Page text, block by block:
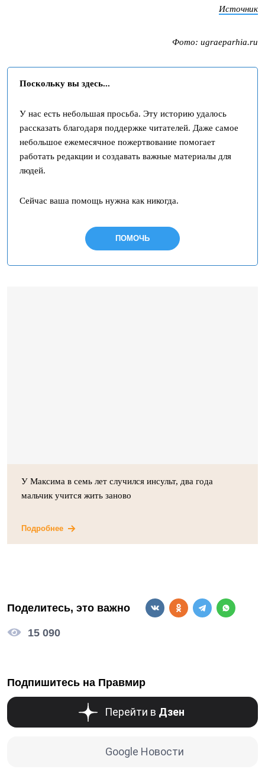
Источник
Фото: ugraeparhia.ru
Поскольку вы здесь...
У нас есть небольшая просьба. Эту историю удалось
рассказать благодаря поддержке читателей. Даже самое
небольшое ежемесячное пожертвование помогает
работать редакции и создавать важные материалы для
людей.
Сейчас ваша помощь нужна как никогда.
ПОМОЧЬ
У Максима в семь лет случился инсульт, два года
мальчик учится жить заново
Подробнее
Поделитесь, это важно
15 090
Подпишитесь на Правмир
Перейти в Дзен
Google Новости